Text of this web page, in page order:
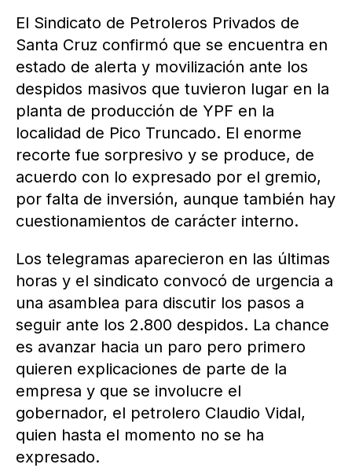
El Sindicato de Petroleros Privados de
Santa Cruz confirmó que se encuentra en
estado de alerta y movilización ante los
despidos masivos que tuvieron lugar en la
planta de producción de YPF en la
localidad de Pico Truncado. El enorme
recorte fue sorpresivo y se produce, de
acuerdo con lo expresado por el gremio,
por falta de inversión, aunque también hay
cuestionamientos de carácter interno.
Los telegramas aparecieron en las últimas
horas y el sindicato convocó de urgencia a
una asamblea para discutir los pasos a
seguir ante los 2.800 despidos. La chance
es avanzar hacia un paro pero primero
quieren explicaciones de parte de la
empresa y que se involucre el
gobernador, el petrolero Claudio Vidal,
quien hasta el momento no se ha
expresado.